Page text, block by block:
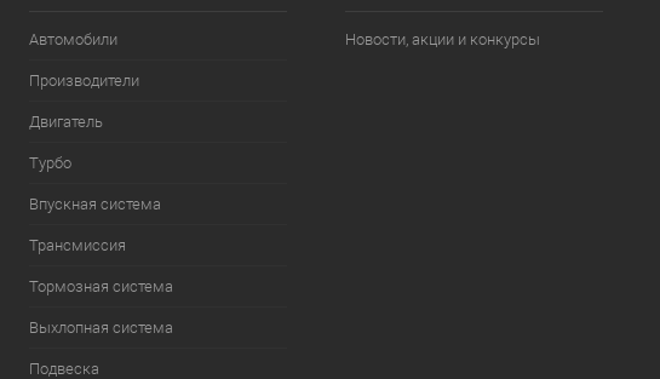
Автомобили
Производители
Двигатель
Турбо
Впускная система
Трансмиссия
Тормозная система
Выхлопная система
Подвеска
Новости, акции и конкурсы